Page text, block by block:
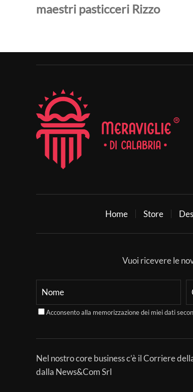
maestri pasticceri Rizzo
Home Store
Vuoi ricevere le
Acconsento alla memorizzazione dei miei dati
Nel nostro core business c’è il Corriere
dalla News&Com Srl